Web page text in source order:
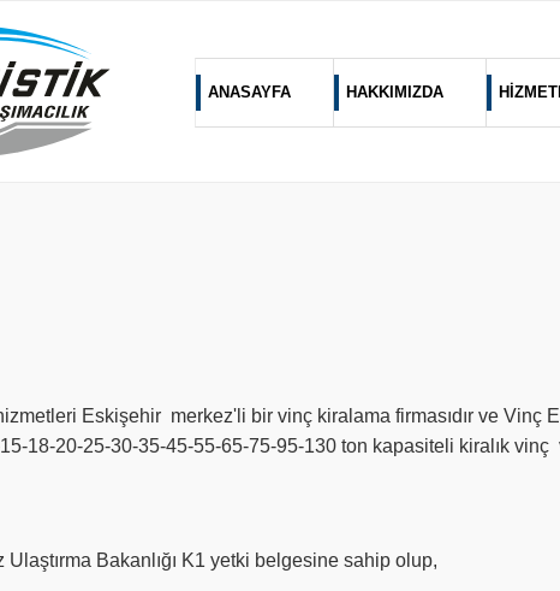
ANASAYFA HAKKIMIZDA
Eskişehir merkez'li bir vinç kiralama firmasıdır ve Vinç
18-20-25-30-35-45-55-65-75-95-130 ton kapasiteli kiralık
Ulaştırma Bakanlığı K1 yetki belgesine sahip olup,